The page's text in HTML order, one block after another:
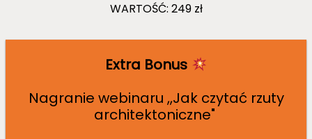
WARTOŚĆ: 249 zł
Extra Bonus
Nagranie webinaru ,,Jak czytać rzuty
architektoniczne"